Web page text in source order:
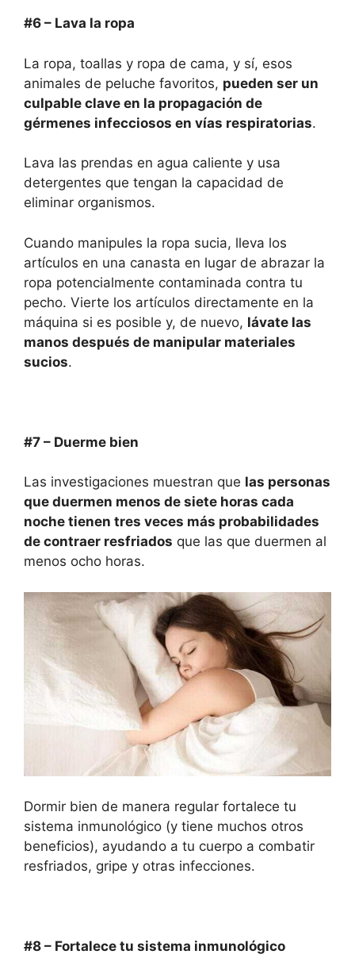
#6 – Lava la ropa
La ropa, toallas y ropa de cama, y sí, esos
animales de peluche favoritos, pueden ser un
culpable clave en la propagación de
gérmenes infecciosos en vías respiratorias.
Lava las prendas en agua caliente y usa
detergentes que tengan la capacidad de
eliminar organismos.
Cuando manipules la ropa sucia, lleva los
artículos en una canasta en lugar de abrazar la
ropa potencialmente contaminada contra tu
pecho. Vierte los artículos directamente en la
máquina si es posible y, de nuevo, lávate las
manos después de manipular materiales
sucios.
#7 – Duerme bien
Las investigaciones muestran que las personas
que duermen menos de siete horas cada
noche tienen tres veces más probabilidades
de contraer resfriados que las que duermen al
menos ocho horas.
Dormir bien de manera regular fortalece tu
sistema inmunológico (y tiene muchos otros
beneficios), ayudando a tu cuerpo a combatir
resfriados, gripe y otras infecciones.
#8 – Fortalece tu sistema inmunológico